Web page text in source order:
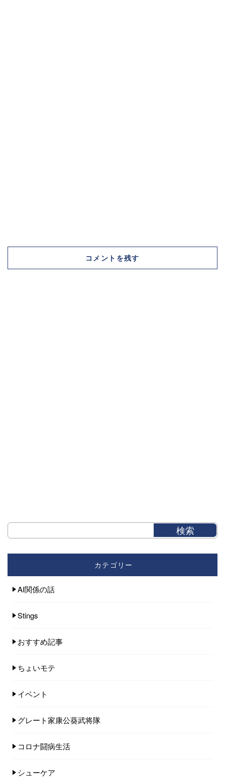
コメントを残す
カテゴリー
AI関係の話
Stings
おすすめ記事
ちょいモテ
イベント
グレート家康公葵武将隊
コロナ闘病生活
シューケア